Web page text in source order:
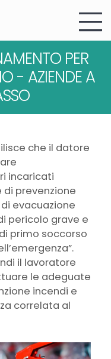
PER
- AZIENDE A
che il datore
incaricati
di prevenzione
evacuazione
pericolo grave e
primo soccorso
il lavoratore
le adeguate
incendi e
correlata al